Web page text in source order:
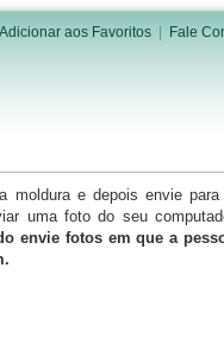
Adicionar aos Favoritos| Fale
moldura e depois envie para
uma foto do seu
envie fotos em que a